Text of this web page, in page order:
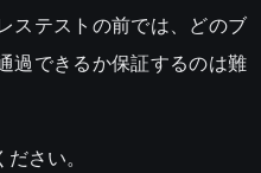
ステストの前では、どのブ
過できるか保証するのは難
さい。